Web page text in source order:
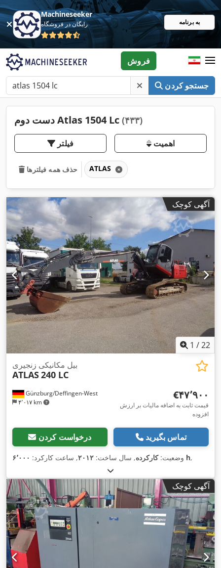
Machineseeker
رایگان در فروشگاه به برنامه
جستجو کردن
فروش
دست دوم Atlas 1504 Lc (۴۳۳)
فیلتر اهمیت
حذف همه فیلترها ATLAS
آگهی کوچک
1 /22
Günzburg/Deffingen-West
۴٬۰۱۷ km
بیل مکانیکی زنجیری
ATLAS240 LC
‎€۴۷٬۹۰۰
قیمت ثابت به اضافه مالیات بر ارزش
افزوده
درخواست کردن تماس بگیرید
وضعیت:کارکرده, سال ساخت: ۲۰۱۲, ساعت کارکرد: ۶٬۰۰۰ h,
آگهی کوچک